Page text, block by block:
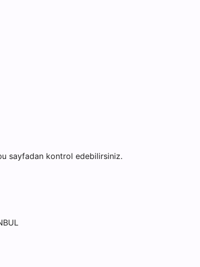
sayfadan kontrol edebilirsiniz.